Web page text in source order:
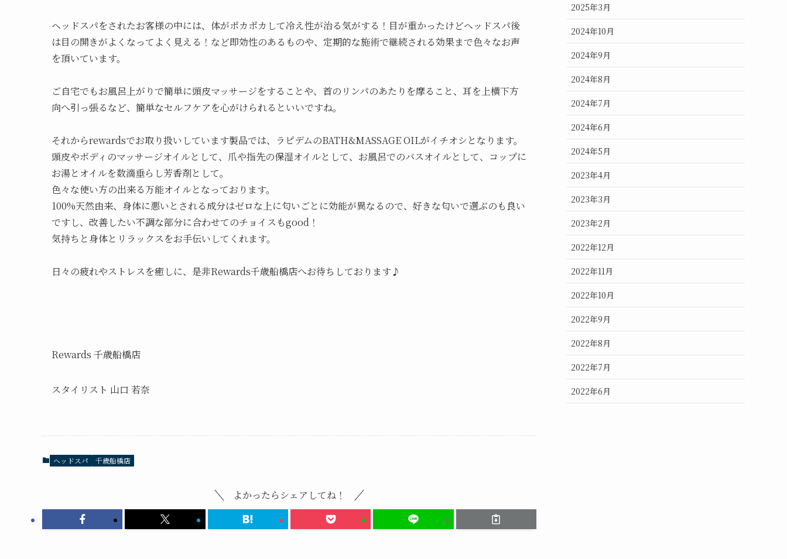
ヘッドスパをされたお客様の中には、体がポカポカして冷え性が治る気がする！目が重かったけどヘッドスパ後
は目の開きがよくなってよく見える！など即効性のあるものや、定期的な施術で継続される効果まで色々なお声
を頂いています。
ご自宅でもお風呂上がりで簡単に頭皮マッサージをすることや、首のリンパのあたりを摩ること、耳を上横下方
向へ引っ張るなど、簡単なセルフケアを心がけられるといいですね。
それからrewardsでお取り扱いしています製品では、ラピデムのBATH&MASSAGE OILがイチオシとなります。
頭皮やボディのマッサージオイルとして、爪や指先の保湿オイルとして、お風呂でのバスオイルとして、コップに
お湯とオイルを数滴垂らし芳香剤として。
色々な使い方の出来る万能オイルとなっております。
100%天然由来、身体に悪いとされる成分はゼロな上に匂いごとに効能が異なるので、好きな匂いで選ぶのも良い
ですし、改善したい不調な部分に合わせてのチョイスもgood！
気持ちと身体とリラックスをお手伝いしてくれます。
日々の疲れやストレスを癒しに、是非Rewards千歳船橋店へお待ちしております♪
Rewards 千歳船橋店
スタイリスト 山口 若奈
ヘッドスパ 千歳船橋店
よかったらシェアしてね！
2025年3月
2024年10月
2024年9月
2024年8月
2024年7月
2024年6月
2024年5月
2023年4月
2023年3月
2023年2月
2022年12月
2022年11月
2022年10月
2022年9月
2022年8月
2022年7月
2022年6月